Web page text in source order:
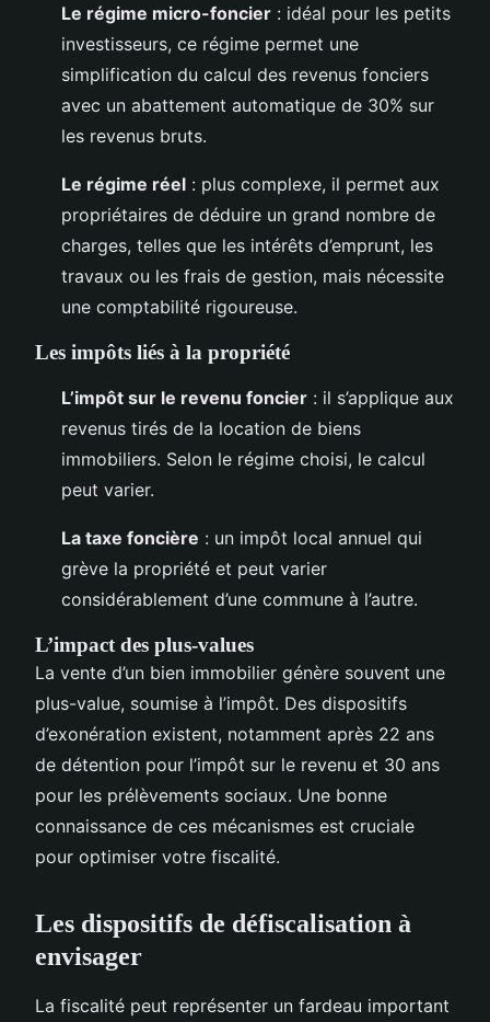
Le régime micro-foncier : idéal pour les petits
investisseurs, ce régime permet une
simplification du calcul des revenus fonciers
avec un abattement automatique de 30% sur
les revenus bruts.
Le régime réel : plus complexe, il permet aux
propriétaires de déduire un grand nombre de
charges, telles que les intérêts d’emprunt, les
travaux ou les frais de gestion, mais nécessite
une comptabilité rigoureuse.
Les impôts liés à la propriété
L’impôt sur le revenu foncier : il s’applique aux
revenus tirés de la location de biens
immobiliers. Selon le régime choisi, le calcul
peut varier.
La taxe foncière : un impôt local annuel qui
grève la propriété et peut varier
considérablement d’une commune à l’autre.
L’impact des plus-values
La vente d’un bien immobilier génère souvent une
plus-value, soumise à l’impôt. Des dispositifs
d’exonération existent, notamment après 22 ans
de détention pour l’impôt sur le revenu et 30 ans
pour les prélèvements sociaux. Une bonne
connaissance de ces mécanismes est cruciale
pour optimiser votre fiscalité.
Les dispositifs de défiscalisation à
envisager
La fiscalité peut représenter un fardeau important